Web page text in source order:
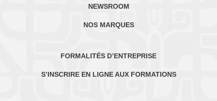
NEWSROOM
NOS MARQUES
FORMALITÉS D’ENTREPRISE
S’INSCRIRE EN LIGNE AUX FORMATIONS